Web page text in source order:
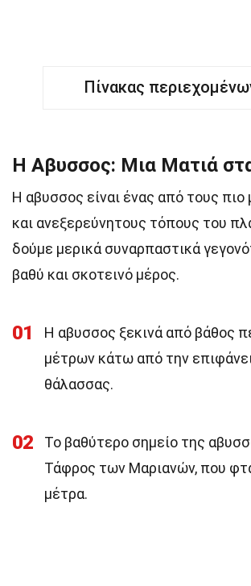
Πίνακας
Η Αβυσσος: Μια Ματιά
Η αβυσσος είναι ένας από τους πιο
και ανεξερεύνητους τόπους του
δούμε μερικά συναρπαστικά
βαθύ και σκοτεινό μέρος.
01
Η αβυσσος ξεκινά από βάθος
μέτρων κάτω από την
θάλασσας.
02
Το βαθύτερο σημείο της
Τάφρος των Μαριανών, που
μέτρα.